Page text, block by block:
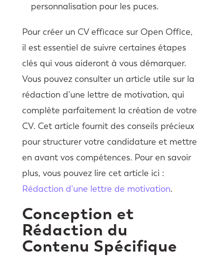
personnalisation pour les puces.
Pour créer un CV efficace sur Open Office,
il est essentiel de suivre certaines étapes
clés qui vous aideront à vous démarquer.
Vous pouvez consulter un article utile sur la
rédaction d’une lettre de motivation, qui
complète parfaitement la création de votre
CV. Cet article fournit des conseils précieux
pour structurer votre candidature et mettre
en avant vos compétences. Pour en savoir
plus, vous pouvez lire cet article ici :
Rédaction d’une lettre de motivation.
Conception et
Rédaction du
Contenu Spécifique